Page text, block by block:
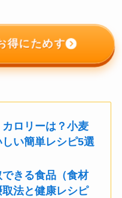
得にためす
ロリーは？小麦
い簡単レシピ5選
きる食品（食材
法と健康レシピ